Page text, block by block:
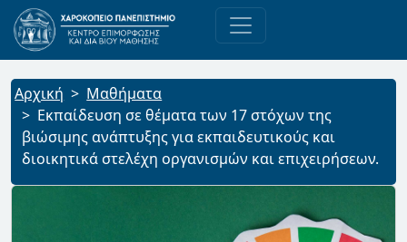
Αρχική
Μαθήματα
Εκπαίδευση σε θέματα των 17 στόχων της
βιώσιμης ανάπτυξης για εκπαιδευτικούς και
διοικητικά στελέχη οργανισμών και επιχειρήσεων.